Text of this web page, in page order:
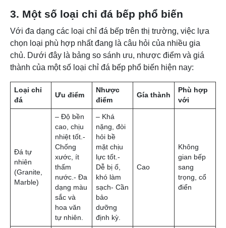
3. Một số loại chỉ đá bếp phổ biến
Với đa dạng các loại chỉ đá bếp trên thị trường, việc lựa
chọn loại phù hợp nhất đang là câu hỏi của nhiều gia
chủ. Dưới đây là bảng so sánh ưu, nhược điểm và giá
thành của một số loại chỉ đá bếp phổ biến hiện nay: